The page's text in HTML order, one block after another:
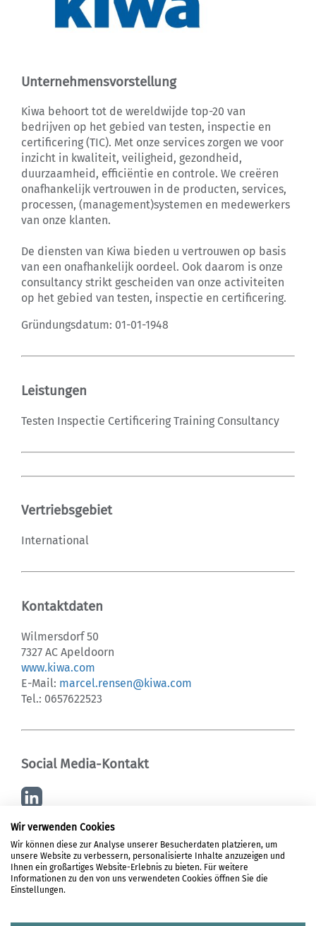
Unternehmensvorstellung
Kiwa behoort tot de wereldwijde top-20 van
bedrijven op het gebied van testen, inspectie en
certificering (TIC). Met onze services zorgen we voor
inzicht in kwaliteit, veiligheid, gezondheid,
duurzaamheid, efficiëntie en controle. We creëren
onafhankelijk vertrouwen in de producten, services,
processen, (management)systemen en medewerkers
van onze klanten.
De diensten van Kiwa bieden u vertrouwen op basis
van een onafhankelijk oordeel. Ook daarom is onze
consultancy strikt gescheiden van onze activiteiten
op het gebied van testen, inspectie en certificering.
Gründungsdatum: 01-01-1948
Leistungen
Testen Inspectie Certificering Training Consultancy
Vertriebsgebiet
International
Kontaktdaten
Wilmersdorf 50
7327 AC Apeldoorn
www.kiwa.com
E-Mail: marcel.rensen@kiwa.com
Tel.: 0657622523
Social Media-Kontakt
LOGIN
Wir verwenden Cookies
Wir können diese zur Analyse unserer Besucherdaten platzieren, um
unsere Website zu verbessern, personalisierte Inhalte anzuzeigen und
Ihnen ein großartiges Website-Erlebnis zu bieten. Für weitere
Informationen zu den von uns verwendeten Cookies öffnen Sie die
Einstellungen.